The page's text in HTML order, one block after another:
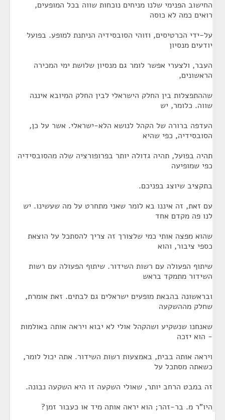
החישוב הפנימי שלנו מניחים נוכחות שווה בכל המופעים,
רואים כמה לא כוסה
על-ידי הכרטיסים, וזוהי הסובסידיה הניתנת למופע. בפועל
יודעים מנסיון
העבר, ולצערי אפשר לומר גם מנסיון שלושת ימי המכירה
הראשונים,
שההתפצלות בין החלק הישראלי לבין החלק המיובא איננה
שווה. כלומר, יש
העדפה ברורה של הקהל לנושא הלא-ישראלי. אשר על כן,
הסובסידיה, כפי שהיא
תהיה בפועל, תהיה גדולה יותר בפרופורציה שלה מהסובסידיה
כפי שמופיעה
בתקציב שיוצג בפניכם.
עם זאת, זה איננו בא לומר שאני מתחרט על מה שעשינו. יש
לנו פה מקדם אחד
שהוא מפצה אותי כמי שלצורך זה צריך להסתכל על הוצאת
כספי ציבור, והוא
שיתוף הפעולה עם רשות השידור. שיתוף הפעולה עם רשות
השידור מתמקד בראש
ובראשונה בהבאת מופעים ישראלים גם לבתים. זאת אומרת,
שחלק מההשקעה
שאנחנו שנשקיע ושהקהל אולי לא יבוא ויראה אותה באולמות
- הוא יזכה
ויראה אותה בבית, באמצעות רשות השידור. אתה יכול לומר,
כשאתה מסתכל על
זה במבט הרחב יותר, שאולי השקעה זו היא השקעה נבונה.
היו"ר מ. בר-זהר; הוא יראה אותה מיד או כעבור זמן?